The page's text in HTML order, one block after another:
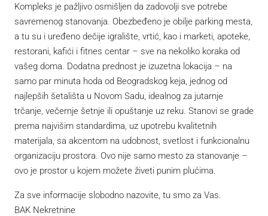
Kompleks je pažljivo osmišljen da zadovolji sve potrebe
savremenog stanovanja. Obezbeđeno je obilje parking mesta,
a tu su i uređeno dečije igralište, vrtić, kao i marketi, apotekе,
restorani, kafići i fitnes centar – sve na nekoliko koraka od
vašeg doma. Dodatna prednost je izuzetna lokacija – na
samo par minuta hoda od Beogradskog keja, jednog od
najlepših šetališta u Novom Sadu, idealnog za jutarnje
trčanje, večernje šetnje ili opuštanje uz reku. Stanovi se grade
prema najvišim standardima, uz upotrebu kvalitetnih
materijala, sa akcentom na udobnost, svetlost i funkcionalnu
organizaciju prostora. Ovo nije samo mesto za stanovanje –
ovo je prostor u kojem možete živeti punim plućima.
Za sve informacije slobodno nazovite, tu smo za Vas.
BAK Nekretnine